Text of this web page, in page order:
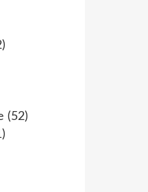
(52)